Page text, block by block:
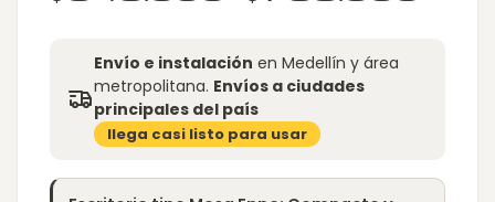
Envío e instalación en Medellín y área
metropolitana. Envíos a ciudades
principales del país
llega casi listo para usar